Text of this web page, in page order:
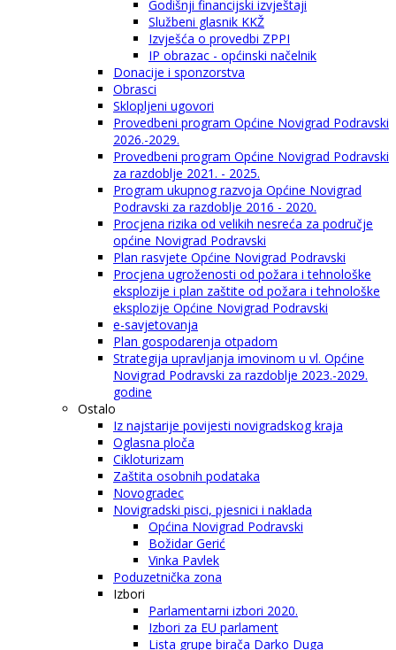
Godišnji financijski izvještaji
Službeni glasnik KKŽ
Izvješća o provedbi ZPPI
IP obrazac - općinski načelnik
Donacije i sponzorstva
Obrasci
Sklopljeni ugovori
Provedbeni program Općine Novigrad Podravski
2026.-2029.
Provedbeni program Općine Novigrad Podravski
za razdoblje 2021. - 2025.
Program ukupnog razvoja Općine Novigrad
Podravski za razdoblje 2016 - 2020.
Procjena rizika od velikih nesreća za područje
općine Novigrad Podravski
Plan rasvjete Općine Novigrad Podravski
Procjena ugroženosti od požara i tehnološke
eksplozije i plan zaštite od požara i tehnološke
eksplozije Općine Novigrad Podravski
e-savjetovanja
Plan gospodarenja otpadom
Strategija upravljanja imovinom u vl. Općine
Novigrad Podravski za razdoblje 2023.-2029.
godine
Ostalo
Iz najstarije povijesti novigradskog kraja
Oglasna ploča
Cikloturizam
Zaštita osobnih podataka
Novogradec
Novigradski pisci, pjesnici i naklada
Općina Novigrad Podravski
Božidar Gerić
Vinka Pavlek
Poduzetnička zona
Izbori
Parlamentarni izbori 2020.
Izbori za EU parlament
Lista grupe birača Darko Duga